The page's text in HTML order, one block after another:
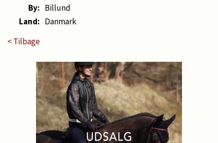
By: Billund
Land: Danmark
< Tilbage